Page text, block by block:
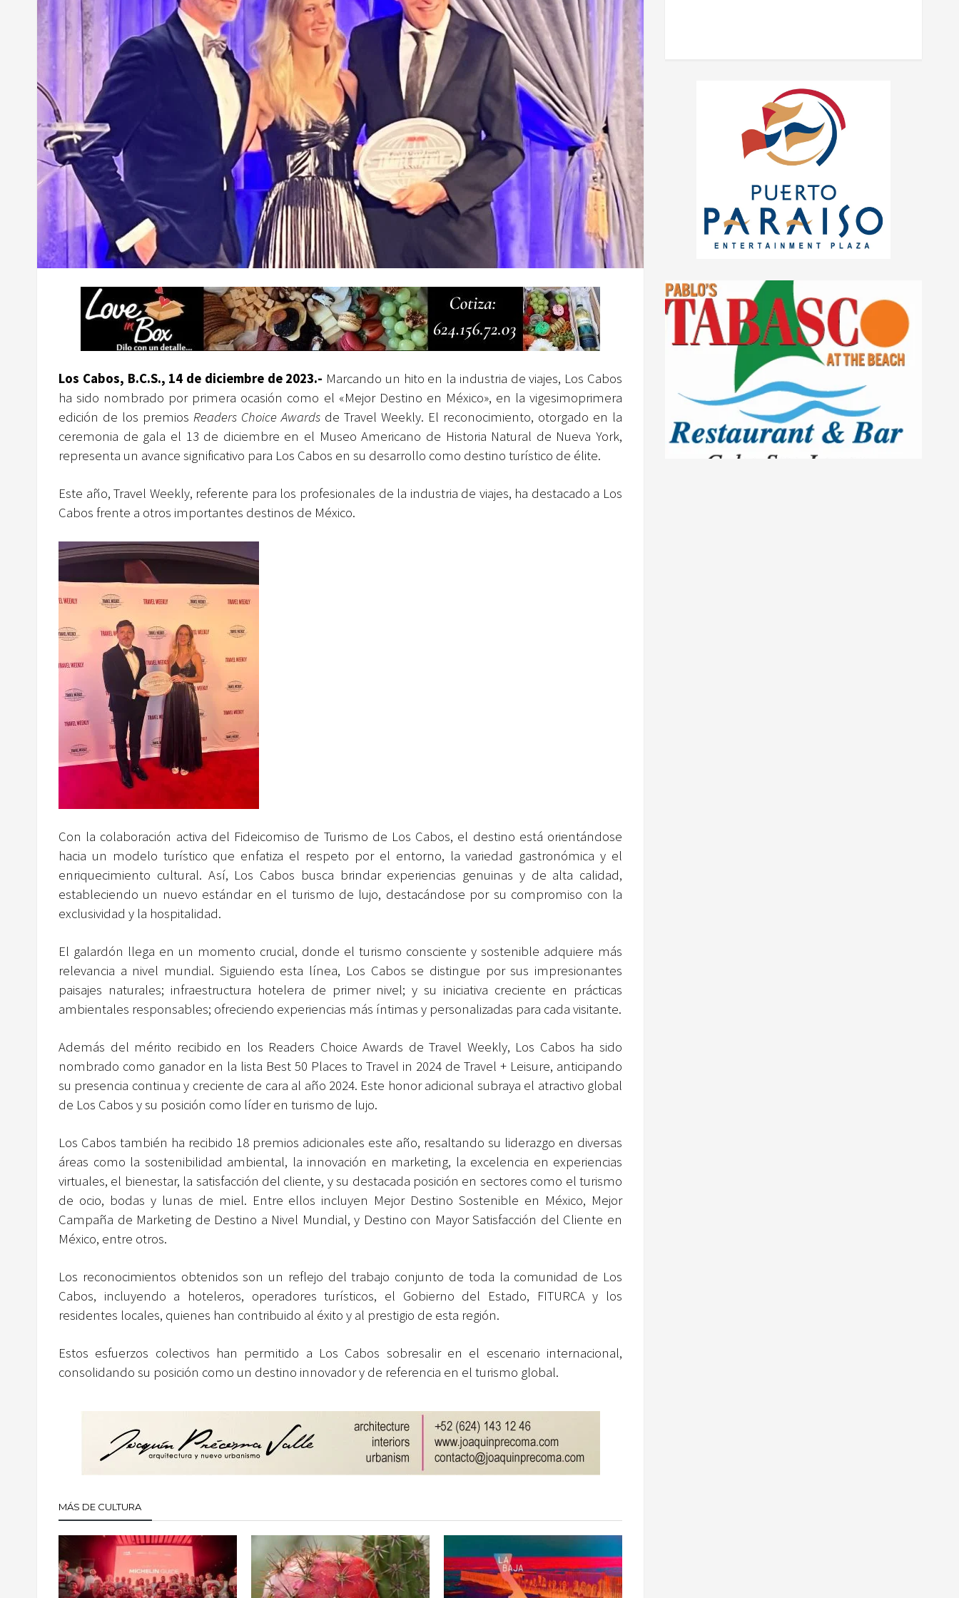
Los Cabos, B.C.S., 14 de diciembre de 2023.- Marcando un hito en la industria de viajes, Los Cabos
ha sido nombrado por primera ocasión como el «Mejor Destino en México», en la vigesimoprimera
edición de los premios Readers Choice Awards de Travel Weekly. El reconocimiento, otorgado en la
ceremonia de gala el 13 de diciembre en el Museo Americano de Historia Natural de Nueva York,
representa un avance significativo para Los Cabos en su desarrollo como destino turístico de élite.
Este año, Travel Weekly, referente para los profesionales de la industria de viajes, ha destacado a Los
Cabos frente a otros importantes destinos de México.
Con la colaboración activa del Fideicomiso de Turismo de Los Cabos, el destino está orientándose
hacia un modelo turístico que enfatiza el respeto por el entorno, la variedad gastronómica y el
enriquecimiento cultural. Así, Los Cabos busca brindar experiencias genuinas y de alta calidad,
estableciendo un nuevo estándar en el turismo de lujo, destacándose por su compromiso con la
exclusividad y la hospitalidad.
El galardón llega en un momento crucial, donde el turismo consciente y sostenible adquiere más
relevancia a nivel mundial. Siguiendo esta línea, Los Cabos se distingue por sus impresionantes
paisajes naturales; infraestructura hotelera de primer nivel; y su iniciativa creciente en prácticas
ambientales responsables; ofreciendo experiencias más íntimas y personalizadas para cada visitante.
Además del mérito recibido en los Readers Choice Awards de Travel Weekly, Los Cabos ha sido
nombrado como ganador en la lista Best 50 Places to Travel in 2024 de Travel + Leisure, anticipando
su presencia continua y creciente de cara al año 2024. Este honor adicional subraya el atractivo global
de Los Cabos y su posición como líder en turismo de lujo.
Los Cabos también ha recibido 18 premios adicionales este año, resaltando su liderazgo en diversas
áreas como la sostenibilidad ambiental, la innovación en marketing, la excelencia en experiencias
virtuales, el bienestar, la satisfacción del cliente, y su destacada posición en sectores como el turismo
de ocio, bodas y lunas de miel. Entre ellos incluyen Mejor Destino Sostenible en México, Mejor
Campaña de Marketing de Destino a Nivel Mundial, y Destino con Mayor Satisfacción del Cliente en
México, entre otros.
Los reconocimientos obtenidos son un reflejo del trabajo conjunto de toda la comunidad de Los
Cabos, incluyendo a hoteleros, operadores turísticos, el Gobierno del Estado, FITURCA y los
residentes locales, quienes han contribuido al éxito y al prestigio de esta región.
Estos esfuerzos colectivos han permitido a Los Cabos sobresalir en el escenario internacional,
consolidando su posición como un destino innovador y de referencia en el turismo global.
MÁS DE CULTURA